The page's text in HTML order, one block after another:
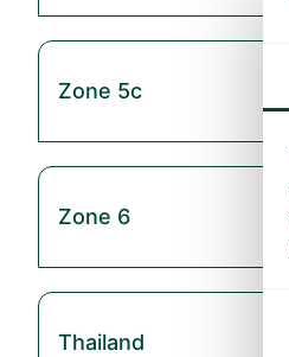
Zone 5c
Zone 6
Thailand